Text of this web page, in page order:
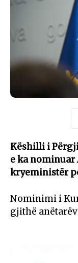
Këshilli i
e ka
kryeministër
Nominimi i
gjithë